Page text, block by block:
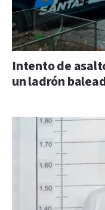
Intento de
un ladrón